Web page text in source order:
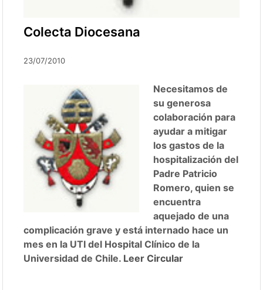
Colecta Diocesana
23/07/2010
Necesitamos de
su generosa
colaboración para
ayudar a mitigar
los gastos de la
hospitalización del
Padre Patricio
Romero, quien se
encuentra
aquejado de una
complicación grave y está internado hace un
mes en la UTI del Hospital Clínico de la
Universidad de Chile. Leer Circular